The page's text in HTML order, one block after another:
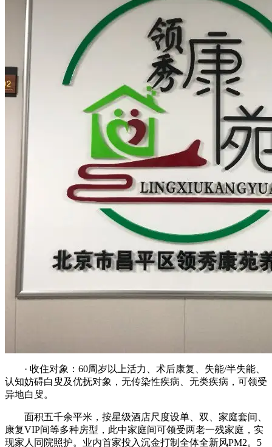
· 收住对象：60周岁以上活力、术后康复、失能/半失能、
认知妨碍白叟及优抚对象，无传染性疾病、无类疾病，可领受
异地白叟。
面积五千余平米，按星级酒店尺度设单、双、家庭套间、
康复VIP间等多种房型，此中家庭间可领受两老一残家庭，实
现家人同院照护。业内首家投入沉金打制全体全新风PM2。5